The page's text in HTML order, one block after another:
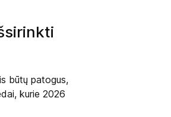
būtų patogus,
kurie 2026